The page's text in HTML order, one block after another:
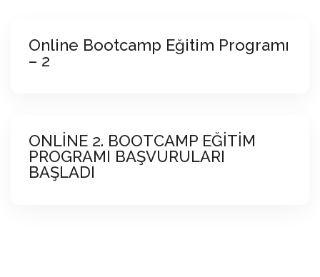
Online Bootcamp Eğitim Programı
– 2
ONLİNE 2. BOOTCAMP EĞİTİM
PROGRAMI BAŞVURULARI
BAŞLADI